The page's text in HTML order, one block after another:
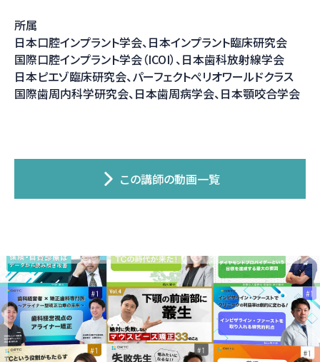
所属
日本口腔インプラント学会、日本インプラント臨床研究会
国際口腔インプラント学会（ICOI）、日本歯科放射線学会
日本ピエゾ臨床研究会、パーフェクトぺリオワールドクラス
国際歯周内科学研究会、日本歯周病学会、日本顎咬合学会
この講師の動画一覧